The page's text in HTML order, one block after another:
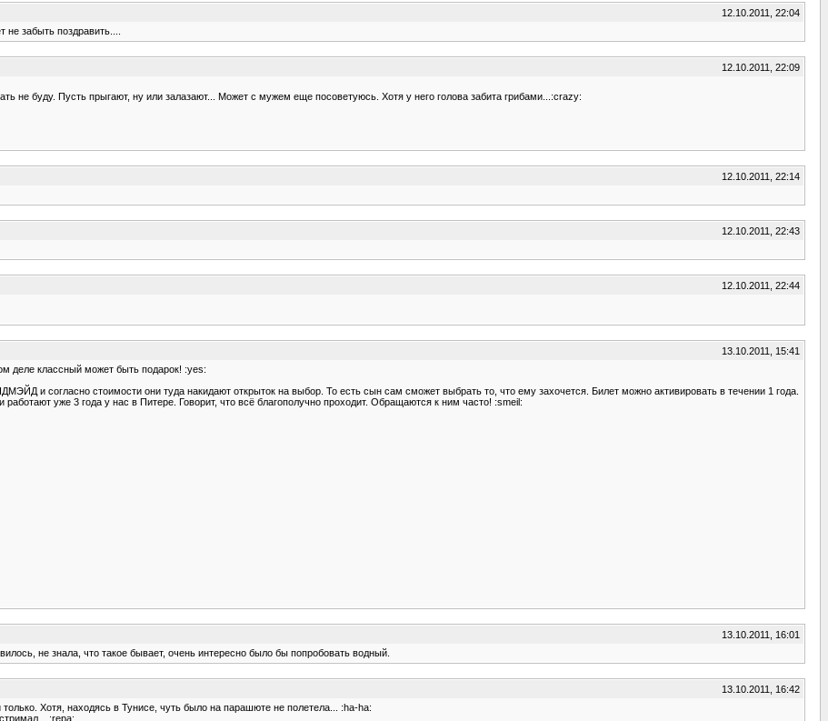
12.10.2011, 22:04
забыть поздравить....
12.10.2011, 22:09
не буду. Пусть прыгают, ну или залазают... Может с мужем еще посоветуюсь. Хотя у него голова забита грибами...:crazy:
12.10.2011, 22:14
12.10.2011, 22:43
12.10.2011, 22:44
13.10.2011, 15:41
деле классный может быть подарок! :yes:
и согласно стоимости они туда накидают открыток на выбор. То есть сын сам сможет выбрать то, что ему захочется. Билет можно активировать в течении 1 года.
уже 3 года у нас в Питере. Говорит, что всё благополучно проходит. Обращаются к ним часто! :smeil:
13.10.2011, 16:01
не знала, что такое бывает, очень интересно было бы попробовать водный.
13.10.2011, 16:42
Хотя, находясь в Тунисе, чуть было на парашюте не полетела... :ha-ha:
:repa: